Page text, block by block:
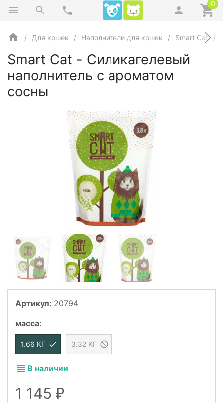
0
Для кошек Наполнители для кошек Smart Cat
Smart Cat - Силикагелевый
наполнитель с ароматом
сосны
Артикул: 20794
масса:
1.66 КГ 3.32 КГ
В наличии
1 145 ₽